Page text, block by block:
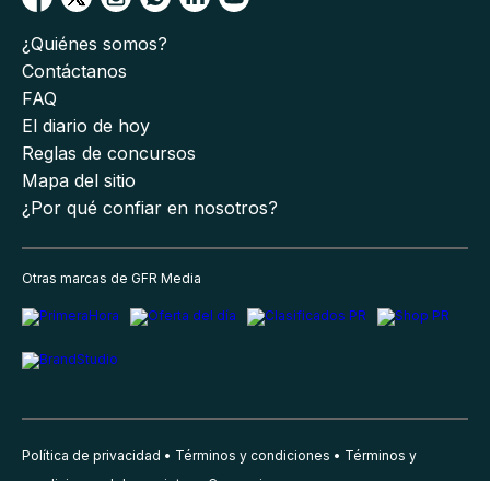
¿Quiénes somos?
Contáctanos
FAQ
El diario de hoy
Reglas de concursos
Mapa del sitio
¿Por qué confiar en nosotros?
Otras marcas de GFR Media
Política de privacidad Términos y condiciones
Términos y